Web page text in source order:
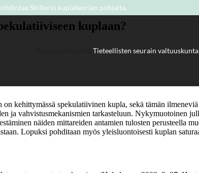
Shillerin kuplateorian pohjalta.
Tieteellisten seurain valtuuskunta.